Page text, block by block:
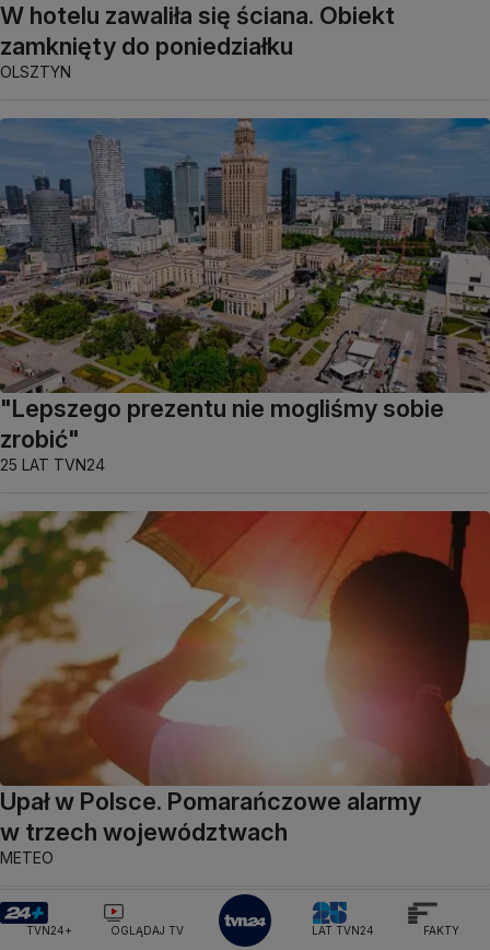
W hotelu zawaliła się ściana. Obiekt
zamknięty do poniedziałku
OLSZTYN
"Lepszego prezentu nie mogliśmy sobie
zrobić"
25 LAT TVN24
Upał w Polsce. Pomarańczowe alarmy
w trzech województwach
METEO
TVN24+ OGLĄDAJ TV LAT TVN24 FAKTY